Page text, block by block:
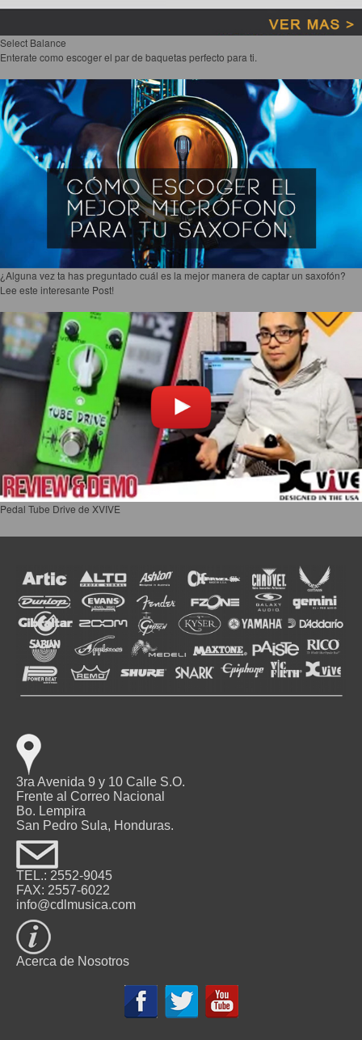
Enterate como escoger el par de baquetas perfecto para ti.
¿Alguna vez ta has preguntado cuál es la mejor manera de captar un saxofón?
Lee este interesante Post!
Pedal Tube Drive de XVIVE
3ra Avenida 9 y 10 Calle S.O.
Frente al Correo Nacional
Bo. Lempira
San Pedro Sula, Honduras.
TEL.: 2552-9045
FAX: 2557-6022
info@cdlmusica.com
Acerca de Nosotros